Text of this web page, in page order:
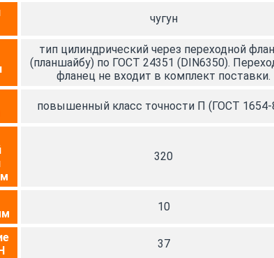
чугун
тип цилиндрический через переходной
(планшайбу) по ГОСТ 24351 (DIN6350).
фланец не входит в комплект поставки.
повышенный класс точности П (ГОСТ 1654-
320
10
37